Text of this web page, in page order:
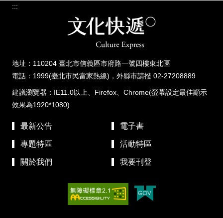
:::
地址：110204 臺北市信義區市府路一號四樓東北區
電話：1999(臺北市民當家熱線)，外縣市請撥 02-27208889
建議瀏覽器：IE11.0以上、Firefox、Chrome(螢幕設定最佳顯示
效果為1920*1080)
最新公告 電子書
專題特區 活動特區
關於我們 我要刊登